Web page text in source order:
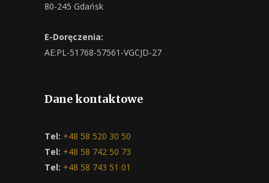
80-245 Gdańsk
E-Doręczenia:
AE:PL-51768-57561-VGCJD-27
Dane kontaktowe
Tel: +48 58 520 30 50
Tel: +48 58 742 50 73
Tel: +48 58 743 51 01